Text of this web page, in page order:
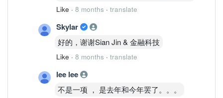
Like · 8 months · translate
Skylar
好的，谢谢Sian Jin & 金融科技
Like · 8 months · translate
lee lee
不是一项 ， 是去年和今年罢了。。。